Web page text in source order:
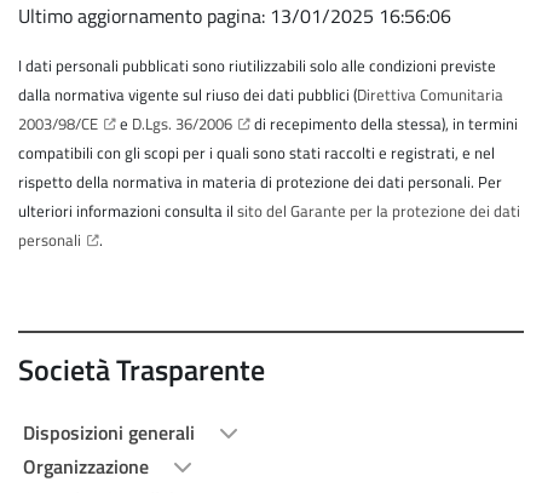
Ultimo aggiornamento pagina: 13/01/2025 16:56:06
I dati personali pubblicati sono riutilizzabili solo alle condizioni previste
dalla normativa vigente sul riuso dei dati pubblici (Direttiva Comunitaria
2003/98/CE
e D.Lgs. 36/2006
di recepimento della stessa), in termini
compatibili con gli scopi per i quali sono stati raccolti e registrati, e nel
rispetto della normativa in materia di protezione dei dati personali. Per
ulteriori informazioni consulta il sito del Garante per la protezione dei dati
personali
.
Società Trasparente
Disposizioni generali
Organizzazione